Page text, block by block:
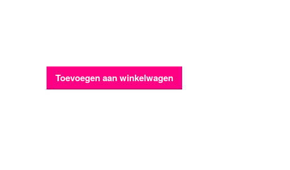
Toevoegen aan winkelwagen